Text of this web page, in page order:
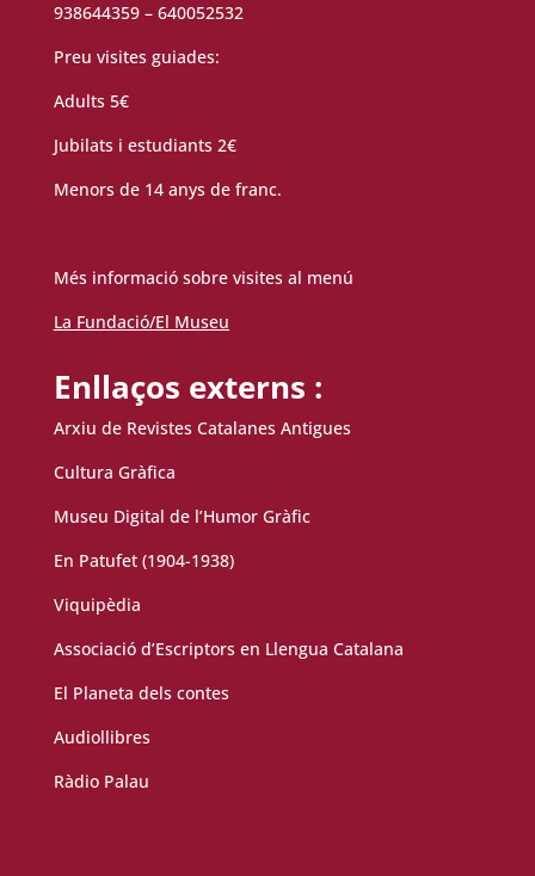
938644359 – 640052532
Preu visites guiades:
Adults 5€
Jubilats i estudiants 2€
Menors de 14 anys de franc.
Més informació sobre visites al menú
La Fundació/El Museu
Enllaços externs :
Arxiu de Revistes Catalanes Antigues
Cultura Gràfica
Museu Digital de l’Humor Gràfic
En Patufet (1904-1938)
Viquipèdia
Associació d’Escriptors en Llengua Catalana
El Planeta dels contes
Audiollibres
Ràdio Palau